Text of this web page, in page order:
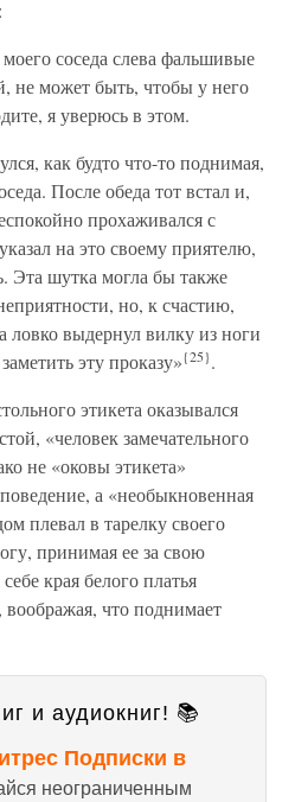
соседа слева фальшивые
не может быть, чтобы у него
я уверюсь в этом.
как будто что-то поднимая,
После обеда тот встал и,
прохаживался с
на это своему приятелю,
Эта шутка могла бы также
но, к счастию,
ловко выдернул вилку из ноги
эту проказу»{25}.
этикета оказывался
«человек замечательного
не «оковы этикета»
а «необыкновенная
плевал в тарелку своего
принимая ее за свою
края белого платья
что поднимает
и аудиокниг! 📚
Подписки в
неограниченным